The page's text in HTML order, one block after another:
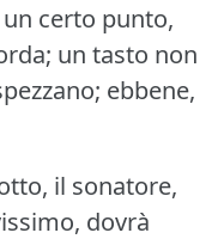
certo punto,
un tasto non
ebbene,
il sonatore,
dovrà